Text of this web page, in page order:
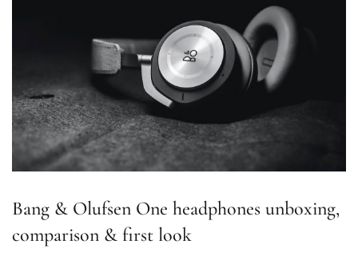
Bang & Olufsen One headphones unboxing,
comparison & first look